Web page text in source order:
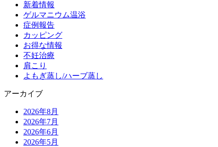
新着情報
ゲルマニウム温浴
症例報告
カッピング
お得な情報
不妊治療
肩こり
よもぎ蒸し/ハーブ蒸し
アーカイブ
2026年8月
2026年7月
2026年6月
2026年5月